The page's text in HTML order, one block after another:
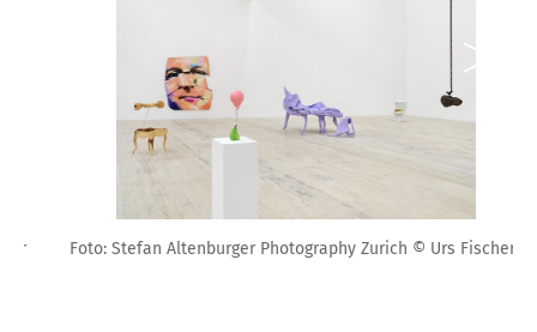
Foto: Stefan Altenburger Photography Zurich © Urs Fischer